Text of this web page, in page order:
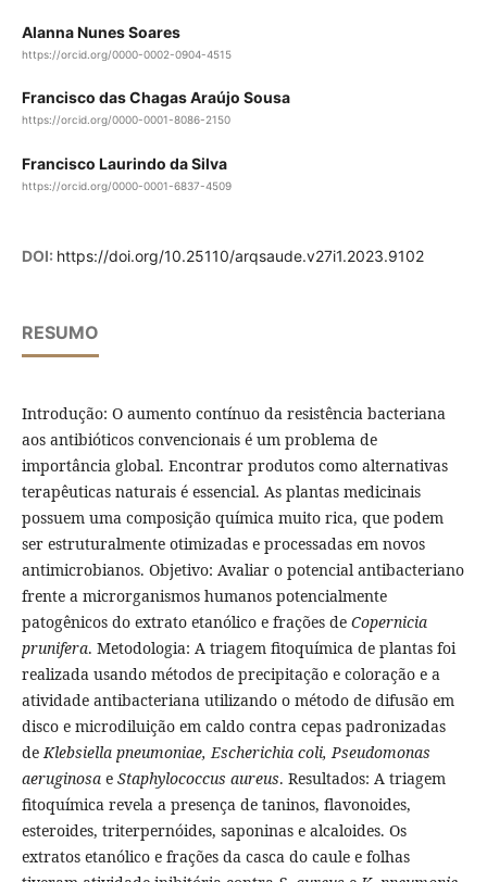
Alanna Nunes Soares
https://orcid.org/0000-0002-0904-4515
Francisco das Chagas Araújo Sousa
https://orcid.org/0000-0001-8086-2150
Francisco Laurindo da Silva
https://orcid.org/0000-0001-6837-4509
DOI: https://doi.org/10.25110/arqsaude.v27i1.2023.9102
RESUMO
Introdução: O aumento contínuo da resistência bacteriana
aos antibióticos convencionais é um problema de
importância global. Encontrar produtos como alternativas
terapêuticas naturais é essencial. As plantas medicinais
possuem uma composição química muito rica, que podem
ser estruturalmente otimizadas e processadas em novos
antimicrobianos. Objetivo: Avaliar o potencial antibacteriano
frente a microrganismos humanos potencialmente
patogênicos do extrato etanólico e frações de Copernicia
prunifera. Metodologia: A triagem fitoquímica de plantas foi
realizada usando métodos de precipitação e coloração e a
atividade antibacteriana utilizando o método de difusão em
disco e microdiluição em caldo contra cepas padronizadas
de Klebsiella pneumoniae, Escherichia coli, Pseudomonas
aeruginosa e Staphylococcus aureus. Resultados: A triagem
fitoquímica revela a presença de taninos, flavonoides,
esteroides, triterpernóides, saponinas e alcaloides. Os
extratos etanólico e frações da casca do caule e folhas